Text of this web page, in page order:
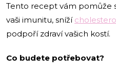
Tento recept vám pomůže
vaši imunitu, sníží
podpoří zdraví vašich kostí.
Co budete potřebovat?